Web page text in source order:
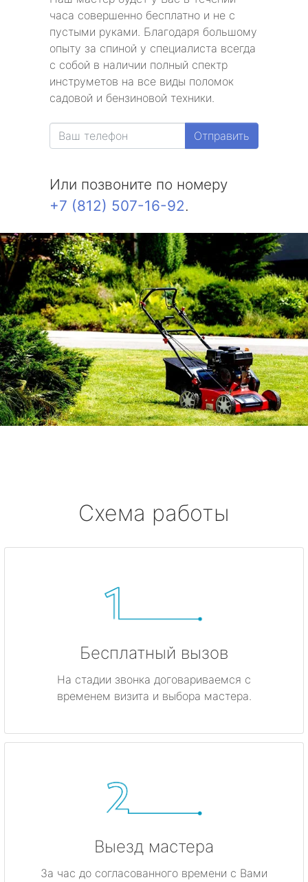
часа совершенно бесплатно и не с
пустыми руками. Благодаря большому
опыту за спиной у специалиста всегда
с собой в наличии полный спектр
инструметов на все виды поломок
садовой и бензиновой техники.
Отправить
Или позвоните по номеру
+7 (812) 507-16-92.
Схема работы
Бесплатный вызов
На стадии звонка договариваемся с
временем визита и выбора мастера.
Выезд мастера
За час до согласованного времени с Вами